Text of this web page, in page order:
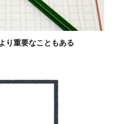
り重要なこともある